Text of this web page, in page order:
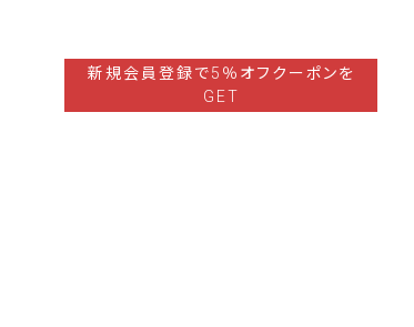
新規会員登録で5％オフクーポンを
GET